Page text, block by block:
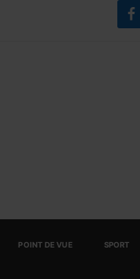
POINT DE VUE SPORT